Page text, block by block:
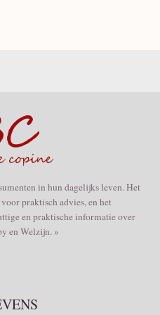
in hun dagelijks leven. Het
praktisch advies, en het
en praktische informatie over
en Welzijn. »